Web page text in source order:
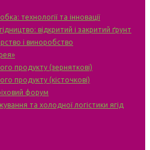
технології та інновації
відкритий і закритий ґрунт
і виноробство
продукту (зерняткові)
продукту (кісточкові)
форум
та холодної логістики ягід